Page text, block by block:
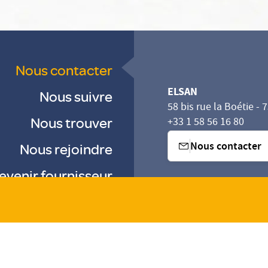
paramètres de confidentialité, en garantissant la
Nous contacter
Nous suivre
Nous trouver
Nous rejoindre
fournisseur
ELSAN
58 bis rue la Boétie -
+33 1 58 56 16 80
Nous contacter